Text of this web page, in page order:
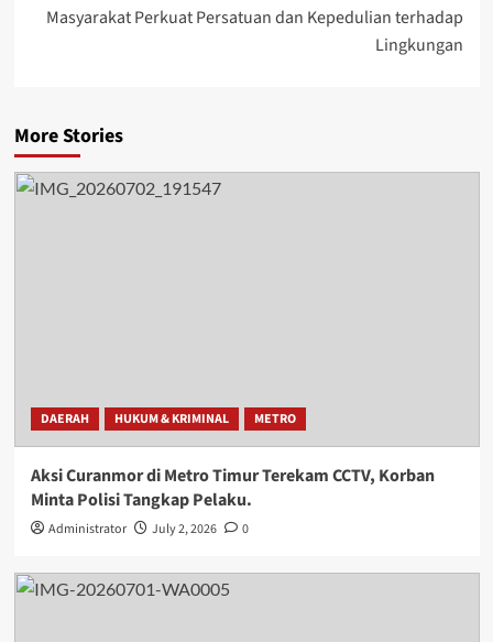
Masyarakat Perkuat Persatuan dan Kepedulian terhadap
Lingkungan
More Stories
DAERAH HUKUM & KRIMINAL METRO
Aksi Curanmor di Metro Timur Terekam CCTV, Korban
Minta Polisi Tangkap Pelaku.
Administrator July 2, 2026 0